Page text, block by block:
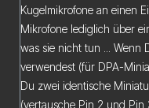
Kugelmikrofone an einen
Mikrofone lediglich über
was sie nicht tun ... Wenn
verwendest (für DPA-
Du zwei identische
(vertausche Pin 2 und Pin